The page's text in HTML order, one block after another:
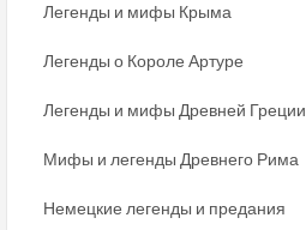
Легенды и мифы Крыма
Легенды о Короле Артуре
Легенды и мифы Древней Греции
Мифы и легенды Древнего Рима
Немецкие легенды и предания